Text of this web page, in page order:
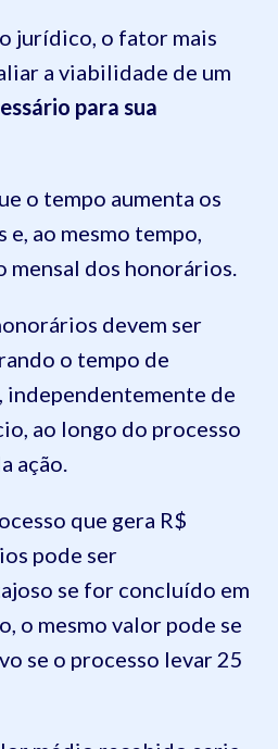
jurídico, o fator mais
a viabilidade de um
para sua
o tempo aumenta os
ao mesmo tempo,
mensal dos honorários.
devem ser
o tempo de
de
ao longo do processo
ação.
que gera R$
pode ser
se for concluído em
o mesmo valor pode se
se o processo levar 25